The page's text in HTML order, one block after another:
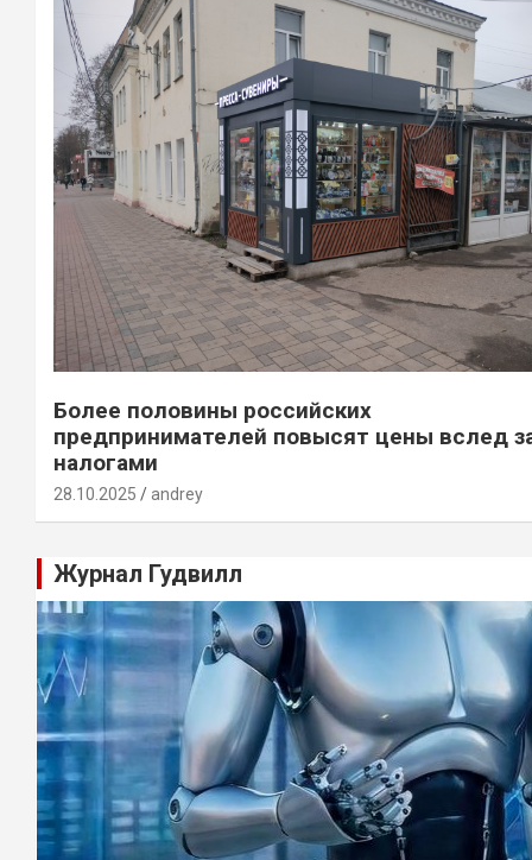
Более половины российских
предпринимателей повысят цены вслед
налогами
28.10.2025 andrey
Журнал Гудвилл